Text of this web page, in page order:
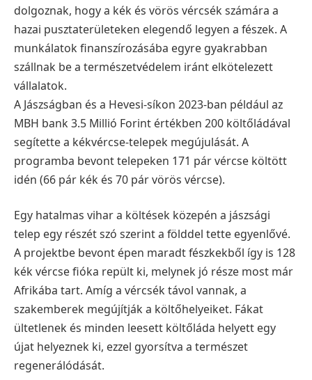
dolgoznak, hogy a kék és vörös vércsék számára a
hazai pusztaterületeken elegendő legyen a fészek. A
munkálatok finanszírozásába egyre gyakrabban
szállnak be a természetvédelem iránt elkötelezett
vállalatok.
A Jászságban és a Hevesi-síkon 2023-ban például az
MBH bank 3.5 Millió Forint értékben 200 költőládával
segítette a kékvércse-telepek megújulását. A
programba bevont telepeken 171 pár vércse költött
idén (66 pár kék és 70 pár vörös vércse).
Egy hatalmas vihar a költések közepén a jászsági
telep egy részét szó szerint a földdel tette egyenlővé.
A projektbe bevont épen maradt fészkekből így is 128
kék vércse fióka repült ki, melynek jó része most már
Afrikába tart. Amíg a vércsék távol vannak, a
szakemberek megújítják a költőhelyeiket. Fákat
ültetlenek és minden leesett költőláda helyett egy
újat helyeznek ki, ezzel gyorsítva a természet
regenerálódását.